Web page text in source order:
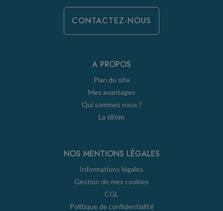
CONTACTEZ-NOUS
A PROPOS
Plan du site
Mes avantages
Qui sommes nous ?
La tilitim
NOS MENTIONS LÉGALES
Informations légales
Gestion de mes cookies
CGL
Politique de confidentialité